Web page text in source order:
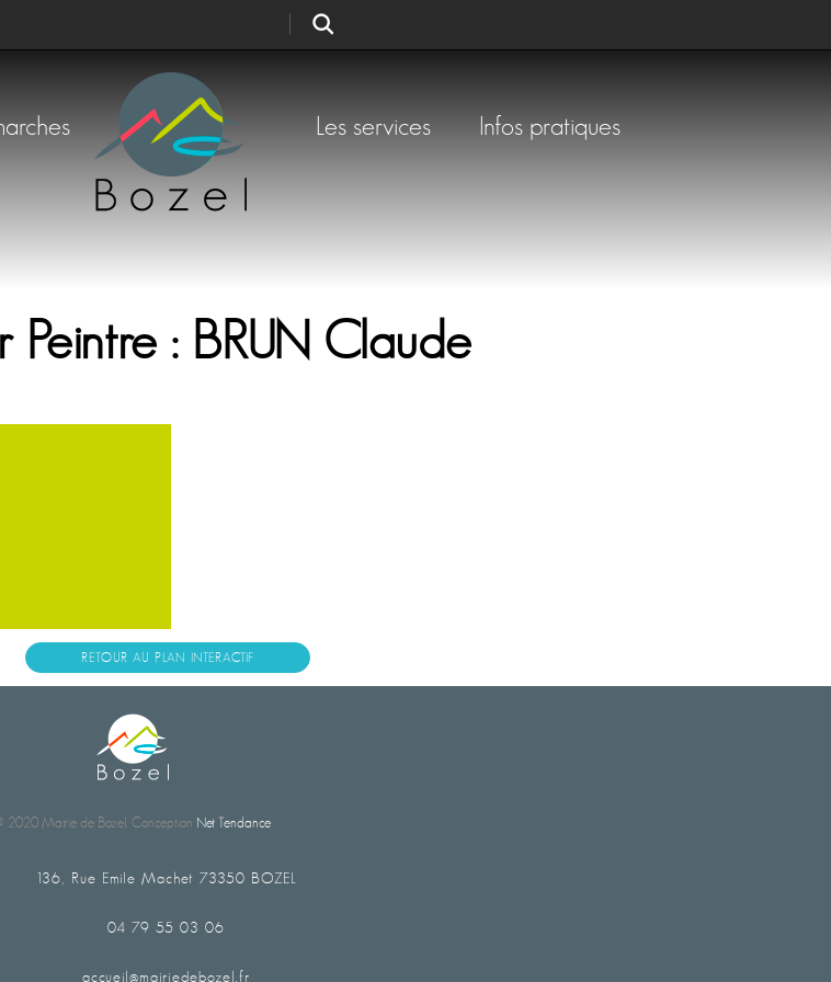
Les services Infos pratiques
Peintre : BRUN Claude
RETOUR AU PLAN INTERACTIF
2020 Mairie de Bozel. Conception Net Tendance
136, Rue Emile Machet 73350 BOZEL
04 79 55 03 06
accueil@mairiedebozel.fr